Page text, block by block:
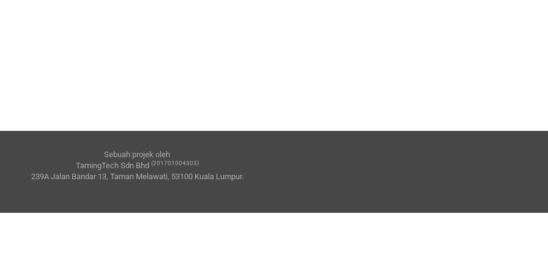
Sebuah projek oleh
TamingTech Sdn Bhd (201701004303)
239A Jalan Bandar 13, Taman Melawati, 53100 Kuala Lumpur.